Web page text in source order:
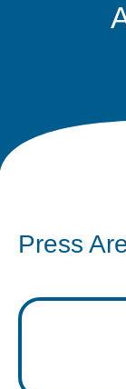
Press